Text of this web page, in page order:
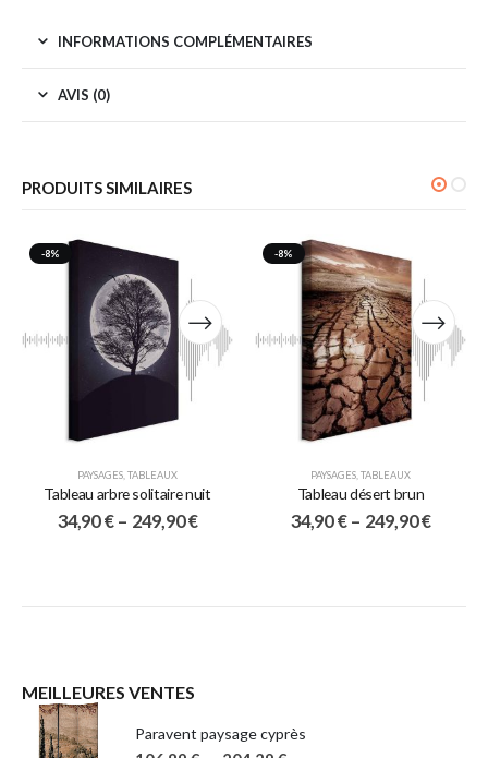
INFORMATIONS COMPLÉMENTAIRES
AVIS (0)
PRODUITS SIMILAIRES
-8%
PAYSAGES,TABLEAUX
Tableau arbre solitaire nuit
34,90€ – 249,90€
-8%
PAYSAGES,TABLEAUX
Tableau désert brun
34,90€ – 249,90€
MEILLEURES VENTES
Paravent paysage cyprès